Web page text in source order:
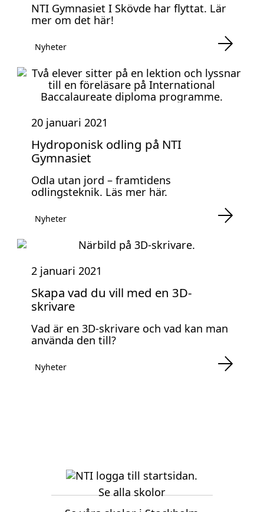
NTI Gymnasiet I Skövde har flyttat. Lär
mer om det här!
Nyheter
20 januari 2021
Hydroponisk odling på NTI
Gymnasiet
Odla utan jord – framtidens
odlingsteknik. Läs mer här.
Nyheter
2 januari 2021
Skapa vad du vill med en 3D-
skrivare
Vad är en 3D-skrivare och vad kan man
använda den till?
Nyheter
Se alla skolor